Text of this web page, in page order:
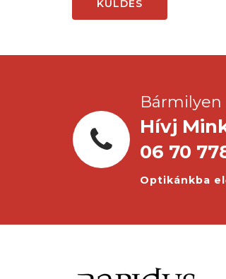
Bármilyen
Hívj
06 70
Optikánkba